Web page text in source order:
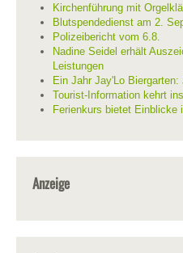
Kirchenführung mit
Blutspendedienst am 2.
Polizeibericht vom 6.8.
Nadine Seidel erhält
Leistungen
Ein Jahr Jay'Lo
Tourist-Information kehrt
Ferienkurs bietet Einblicke
Anzeige